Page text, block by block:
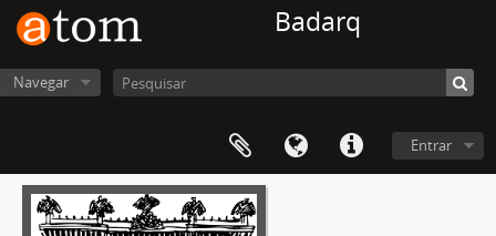
Badarq
Navegar
Entrar